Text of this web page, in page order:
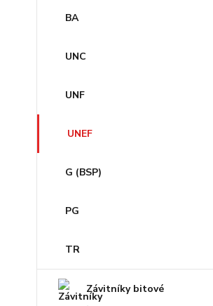
BA
UNC
UNF
UNEF
G (BSP)
PG
TR
Závitníky bitové